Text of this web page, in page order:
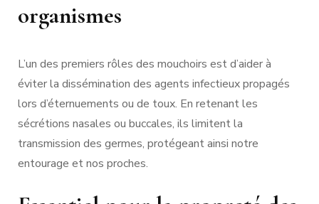
organismes
L’un des premiers rôles des mouchoirs est d’aider à
éviter la dissémination des agents infectieux propagés
lors d’éternuements ou de toux. En retenant les
sécrétions nasales ou buccales, ils limitent la
transmission des germes, protégeant ainsi notre
entourage et nos proches.